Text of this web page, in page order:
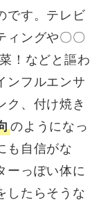
です。テレビ
ィングや〇〇
！などと謳わ
ンフルエンサ
ク、付け焼き
のようになっ
も自信がな
ーっぽい体に
したらそうな